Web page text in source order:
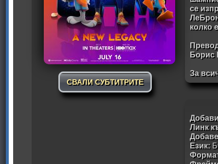
СВАЛИ СУБТИТРИТЕ
се
колко
Борис
За
Линк
Език: